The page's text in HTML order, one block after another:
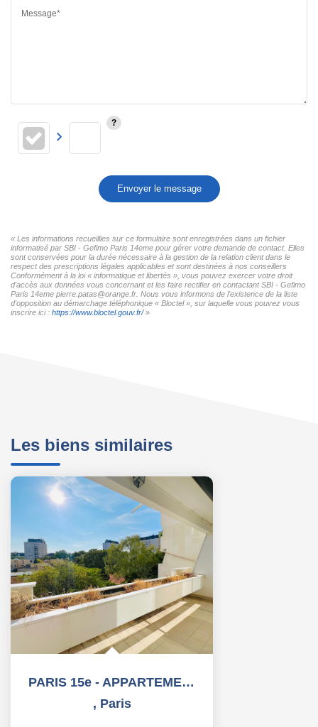
Message*
Envoyer le message
« Les informations recueillies sur ce formulaire sont enregistrées dans un fichier
informatisé par SBI - Gefimo Paris 14eme pour gérer votre demande de contact. Elles
sont conservées pour la durée nécessaire à la gestion de la relation client dans le
respect des prescriptions légales applicables et sont destinées à nos conseillers
Conformément à la loi « informatique et libertés », vous pouvez exercer votre droit
d'accès aux données vous concernant et les faire rectifier en contactant SBI - Gefimo
Paris 14eme pierre.patas@orange.fr. Nous vous informons de l'existence de la liste
d'opposition au démarchage téléphonique « Bloctel », sur laquelle vous pouvez vous
inscrire ici : https://www.bloctel.gouv.fr/»
Les biens similaires
PARIS 15e - APPARTEMENT 2 PIECES AVEC BALCON + PARKING -...
, Paris